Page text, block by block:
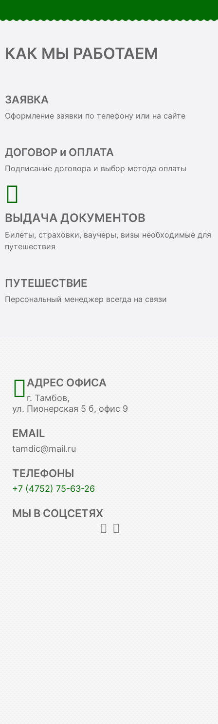
КАК МЫ РАБОТАЕМ
ЗАЯВКА
Оформление заявки по телефону или на сайте
ДОГОВОР и ОПЛАТА
Подписание договора и выбор метода оплаты
ВЫДАЧА ДОКУМЕНТОВ
Билеты, страховки, ваучеры, визы необходимые для
путешествия
ПУТЕШЕСТВИЕ
Персональный менеджер всегда на связи
АДРЕС ОФИСА
г. Тамбов,
ул. Пионерская 5 б, офис 9
EMAIL
tamdic@mail.ru
ТЕЛЕФОНЫ
+7 (4752) 75-63-26
МЫ В СОЦСЕТЯХ